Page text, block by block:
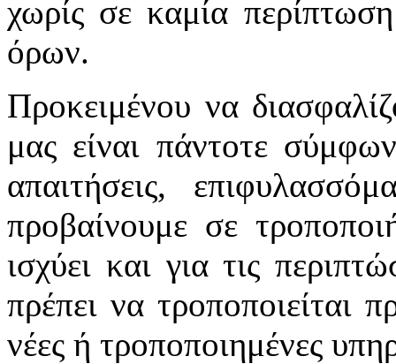
χωρίς σε καμία
όρων.
Προκειμένου να
μας είναι πάντοτε
απαιτήσεις,
προβαίνουμε σε
ισχύει και για τις
πρέπει να τροποποιείται
νέες ή τροποποιημένες